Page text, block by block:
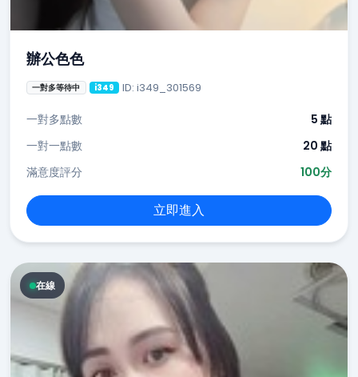
辦公色色
一對多等待中 i349 ID: i349_301569
一對多點數
5 點
一對一點數
20 點
滿意度評分
100分
立即進入
在線